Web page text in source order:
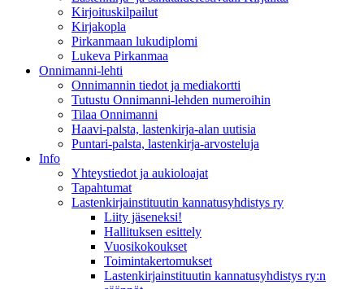
Kirjoituskilpailut
Kirjakopla
Pirkanmaan lukudiplomi
Lukeva Pirkanmaa
Onnimanni-lehti
Onnimannin tiedot ja mediakortti
Tutustu Onnimanni-lehden numeroihin
Tilaa Onnimanni
Haavi-palsta, lastenkirja-alan uutisia
Puntari-palsta, lastenkirja-arvosteluja
Info
Yhteystiedot ja aukioloajat
Tapahtumat
Lastenkirjainstituutin kannatusyhdistys ry
Liity jäseneksi!
Hallituksen esittely
Vuosikokoukset
Toimintakertomukset
Lastenkirjainstituutin kannatusyhdistys ry:n